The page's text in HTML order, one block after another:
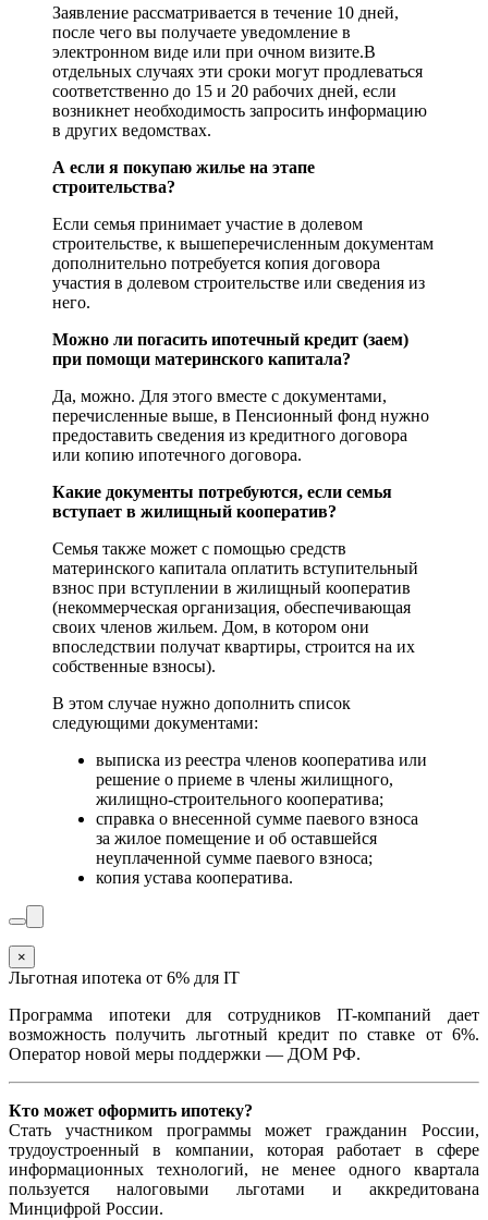
Заявление рассматривается в течение 10 дней,
после чего вы получаете уведомление в
электронном виде или при очном визите.В
отдельных случаях эти сроки могут продлеваться
соответственно до 15 и 20 рабочих дней, если
возникнет необходимость запросить информацию
в других ведомствах.
А если я покупаю жилье на этапе
строительства?
Если семья принимает участие в долевом
строительстве, к вышеперечисленным документам
дополнительно потребуется копия договора
участия в долевом строительстве или сведения из
него.
Можно ли погасить ипотечный кредит (заем)
при помощи материнского капитала?
Да, можно. Для этого вместе с документами,
перечисленные выше, в Пенсионный фонд нужно
предоставить сведения из кредитного договора
или копию ипотечного договора.
Какие документы потребуются, если семья
вступает в жилищный кооператив?
Семья также может с помощью средств
материнского капитала оплатить вступительный
взнос при вступлении в жилищный кооператив
(некоммерческая организация, обеспечивающая
своих членов жильем. Дом, в котором они
впоследствии получат квартиры, строится на их
собственные взносы).
В этом случае нужно дополнить список
следующими документами:
выписка из реестра членов кооператива или
решение о приеме в члены жилищного,
жилищно-строительного кооператива;
справка о внесенной сумме паевого взноса
за жилое помещение и об оставшейся
неуплаченной сумме паевого взноса;
копия устава кооператива.
×
Льготная ипотека от 6% для IT
Программа ипотеки для сотрудников IT-компаний дает
возможность получить льготный кредит по ставке от 6%.
Оператор новой меры поддержки — ДОМ РФ.
Кто может оформить ипотеку?
Стать участником программы может гражданин России,
трудоустроенный в компании, которая работает в сфере
информационных технологий, не менее одного квартала
пользуется налоговыми льготами и аккредитована
Минцифрой России.